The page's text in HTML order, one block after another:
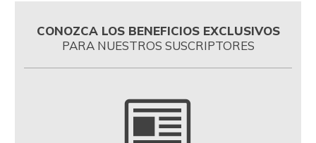
CONOZCA LOS BENEFICIOS EXCLUSIVOS
PARA NUESTROS SUSCRIPTORES